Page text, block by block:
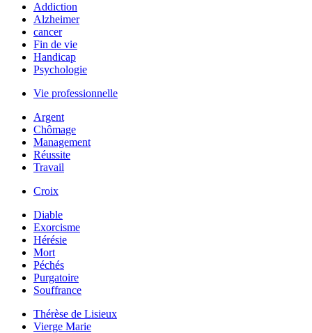
Addiction
Alzheimer
cancer
Fin de vie
Handicap
Psychologie
Vie professionnelle
Argent
Chômage
Management
Réussite
Travail
Croix
Diable
Exorcisme
Hérésie
Mort
Péchés
Purgatoire
Souffrance
Thérèse de Lisieux
Vierge Marie